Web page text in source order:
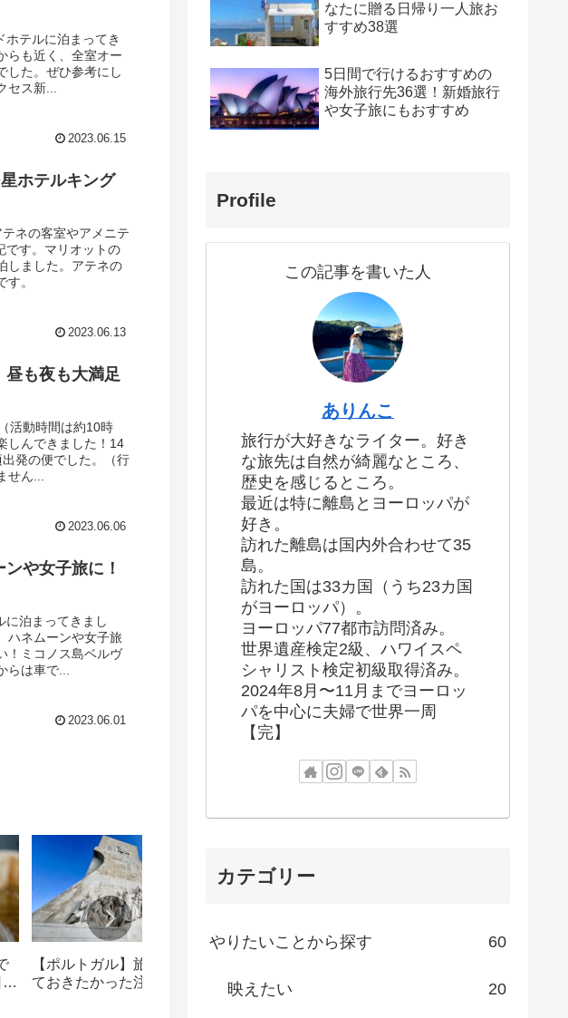
テルに泊まってき
らも近く、全室オー
した。ぜひ参考にし
ス新...
2023.06.15
ホテルキング
ネの客室やアメニテ
です。マリオットの
しました。アテネの
。
2023.06.13
昼も夜も大満足
活動時間は約10時
しんできました！14
発の便でした。（行
ん...
2023.06.06
や女子旅に！
に泊まってきまし
ハネムーンや女子旅
！ミコノス島ベルヴ
は車で...
2023.06.01
【ポルトガル】旅行前に知っ
ておきたかった注意点8選！
THE MITSUI KYOTOのスパ
や朝食を解説
なたに贈る日帰り一人旅お
すすめ38選
5日間で行けるおすすめの
海外旅行先36選！新婚旅行
や女子旅にもおすすめ
Profile
この記事を書いた人
ありんこ
旅行が大好きなライター。好き
な旅先は自然が綺麗なところ、
歴史を感じるところ。
最近は特に離島とヨーロッパが
好き。
訪れた離島は国内外合わせて35
島。
訪れた国は33カ国（うち23カ国
がヨーロッパ）。
ヨーロッパ77都市訪問済み。
世界遺産検定2級、ハワイスペ
シャリスト検定初級取得済み。
2024年8月〜11月までヨーロッ
パを中心に夫婦で世界一周
【完】
カテゴリー
やりたいことから探す 60
映えたい 20